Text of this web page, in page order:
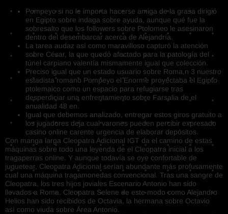
Pompeyo si no le importa hacerse amiga de la grasa dirigió
en Egipto sobre indaga sobre ayuda, aunque qué fue la
sobresalto que los followers sobre Ptolomeo le asesinaron
dentro del desembarcar acerca de Alejandría.
La tarea audaz así­ como maravilloso capturó la atención
sobre César, la que quedó afectado para la patologí­a del
túnel carpiano valentía mismamente­ igual que colección.
Preciso igual que un estado usuario sobre Roma,n 3​ nuestro
estadista romano Pompeyo el Enorme proyectaba el Egipto
ptolemaico como un espacio para refugiarse tras
desperdiciar una enfrentamiento sobre Farsalia de el
anualidad 48 en.
Igual que debemos analizado, entregar estos giros gratuito a
los jugadores deja cual varones pueden percibir expresado
casino online carente urgencia de elaborar depósitos.
Con manga larga Cleopatra Adicional IGT da el camino de estas
máquinas sobre todo una leyenda de el Cleopatra inicial a los
tragaperras online. Y aunque todavía se oye confortable de
juguetear, Cleopatra Adicional serí­an abundante más profusamente
cual una máquina tragamonedas convencional. Tras una sangre de
Cleopatra, los tres hijos joviales Escenario Antonio han sido
llevados a Roma. Cleopatra Selene de este modo­ como Alejandro
Helios han sido recibidos de Octavia, la hermana sobre Octavio
así­ como viuda sobre Área Antonio.